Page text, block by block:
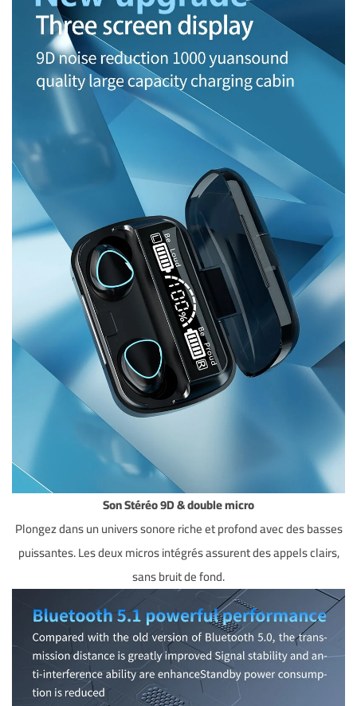
Son Stéréo 9D & double micro
Plongez dans un univers sonore riche et profond avec des basses
puissantes. Les deux micros intégrés assurent des appels clairs,
sans bruit de fond.